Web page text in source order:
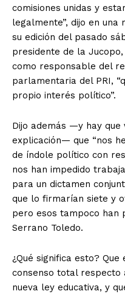
comisiones unidas y
legalmente”, dijo en una
su edición del pasado
presidente de la
como responsable del
parlamentaria del PRI,
propio interés político”.
Dijo además —y hay que
explicación— que “nos
de índole político con
nos han impedido
para un dictamen
que lo firmarían siete y
pero esos tampoco han
Serrano Toledo.
¿Qué significa esto?
consenso total respecto
nueva ley educativa, y